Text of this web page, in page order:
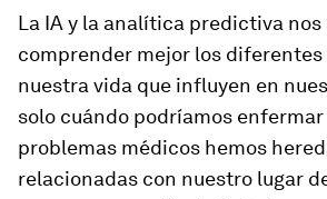
La IA y la analítica predictiva nos
comprender mejor los
nuestra vida que influyen en
solo cuándo podríamos
problemas médicos hemos
relacionadas con nuestro lugar